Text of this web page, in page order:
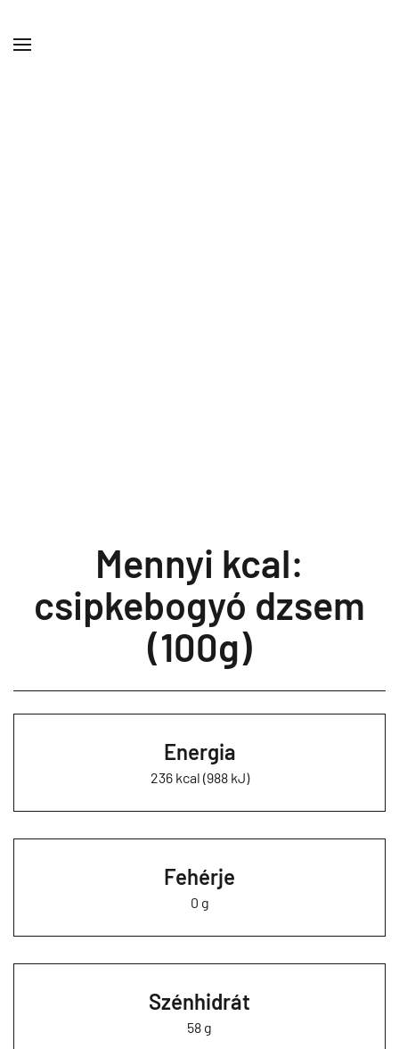
Mennyi kcal:
csipkebogyó dzsem
(100g)
Energia
236 kcal (988 kJ)
Fehérje
0 g
Szénhidrát
58 g